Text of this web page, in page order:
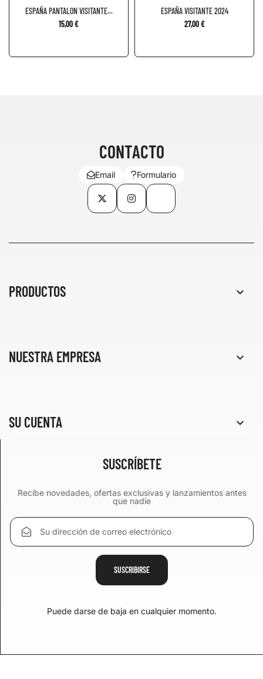
ESPAÑA PANTALON VISITANTE...
15,00 €
ESPAÑA VISITANTE 2024
27,00 €
CONTACTO
Email Formulario
Twitter InstagramTikTok
PRODUCTOS 
NUESTRA EMPRESA 
SU CUENTA 
SUSCRÍBETE
Recibe novedades, ofertas exclusivas y lanzamientos antes
que nadie
Puede darse de baja en cualquier momento.